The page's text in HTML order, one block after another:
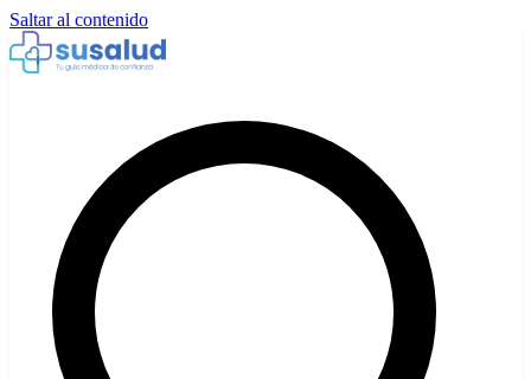
Saltar al contenido